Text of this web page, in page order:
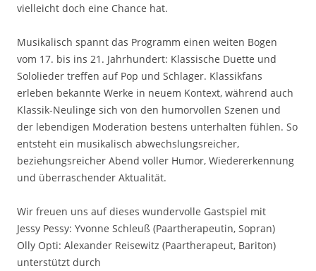
vielleicht doch eine Chance hat.
Musikalisch spannt das Programm einen weiten Bogen
vom 17. bis ins 21. Jahrhundert: Klassische Duette und
Sololieder treffen auf Pop und Schlager. Klassikfans
erleben bekannte Werke in neuem Kontext, während auch
Klassik-Neulinge sich von den humorvollen Szenen und
der lebendigen Moderation bestens unterhalten fühlen. So
entsteht ein musikalisch abwechslungsreicher,
beziehungsreicher Abend voller Humor, Wiedererkennung
und überraschender Aktualität.
Wir freuen uns auf dieses wundervolle Gastspiel mit
Jessy Pessy: Yvonne Schleuß (Paartherapeutin, Sopran)
Olly Opti: Alexander Reisewitz (Paartherapeut, Bariton)
unterstützt durch